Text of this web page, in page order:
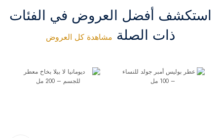
استكشف أفضل العروض في الفئات
ذات الصلة مشاهدة كل العروض